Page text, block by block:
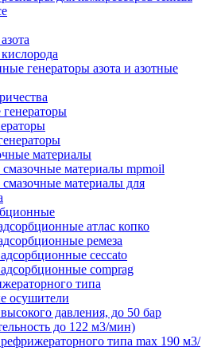
генераторы азота и азотные
материалы
материалы mpmoil
материалы для
атлас копко
ремеза
ceccato
comprag
типа
осушители
давления, до 50 бар
до 122 м3/мин)
типа max 190 м3/